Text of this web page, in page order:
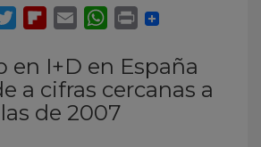
en I+D en España
a cifras cercanas a
las de 2007